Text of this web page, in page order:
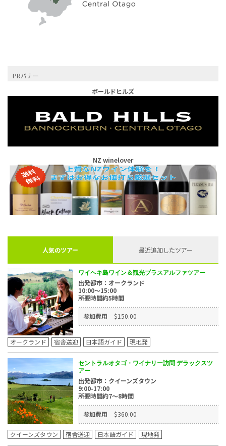
PRバナー
ボールドヒルズ
NZ winelover
人気のツアー 最近追加したツアー
ワイヘキ島ワイン＆観光プラスアルファツアー
出発都市：オークランド
10:00～15:00
所要時間約5時間
参加費用 $150.00
オークランド 宿舎送迎 日本語ガイド 現地発
セントラルオタゴ・ワイナリー訪問 デラックスツ
アー
出発都市：クイーンズタウン
9:00-17:00
所要時間約7～8時間
参加費用 $360.00
クイーンズタウン 宿舎送迎 日本語ガイド 現地発